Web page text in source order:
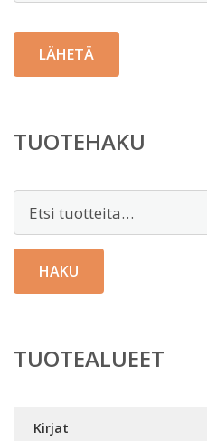
TUOTEHAKU
HAKU
TUOTEALUEET
Kirjat